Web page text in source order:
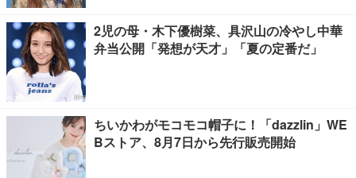
2児の母・木下優樹菜、具沢山の冷やし中華
弁当公開「発想が天才」「夏の定番だ」
ちいかわがモコモコ帽子に！「dazzlin」WE
Bストア、8月7日から先行販売開始